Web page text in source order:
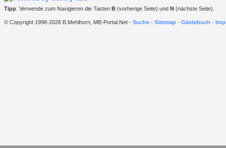
Tipp: Verwende zum Navigieren die Tasten B (vorherige Seite) und N (nächste Seite).
© Copyright 1998-2026 B.Mehlhorn, MB-Portal.Net - Suche - Sitemap - Gästebuch -